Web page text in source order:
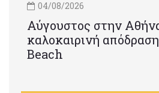
04/08/2026
Αύγουστος στην
καλοκαιρινή
Beach